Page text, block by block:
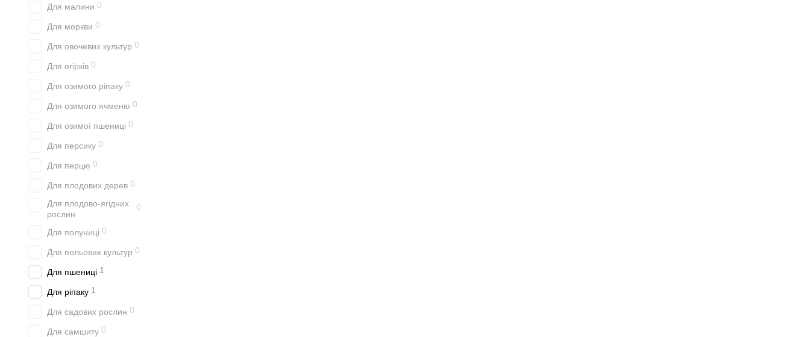
Для малини 0
Для моркви 0
Для овочевих культур 0
Для огірків 0
Для озимого ріпаку 0
Для озимого ячменю 0
Для озимої пшениці 0
Для персику 0
Для перцю 0
Для плодових дерев 0
Для плодово-ягідних
рослин
0
Для полуниці 0
Для польових культур 0
Для пшениці 1
Для ріпаку 1
Для садових рослин 0
Для самшиту 0